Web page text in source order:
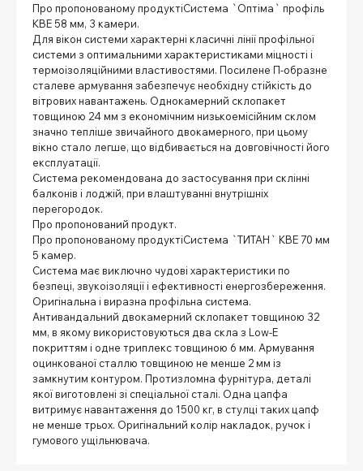
Про пропонованому продуктіСистема `Оптіма` профіль
КВЕ 58 мм, 3 камери.
Для вікон системи характерні класичні лінії профільної
системи з оптимальними характеристиками міцності і
термоізоляційними властивостями. Посилене П-образне
сталеве армування забезпечує необхідну стійкість до
вітрових навантажень. Однокамерний склопакет
товщиною 24 мм з економічним низькоемісійним склом
значно тепліше звичайного двокамерного, при цьому
вікно стало легше, що відбивається на довговічності його
експлуатації.
Система рекомендована до застосування при склінні
балконів і лоджій, при влаштуванні внутрішніх
перегородок.
Про пропонований продукт.
Про пропонованому продуктіСистема `ТИТАН` КВЕ 70 мм
5 камер.
Система має виключно чудові характеристики по
безпеці, звукоізоляції і ефективності енергозбереження.
Оригінальна і виразна профільна система.
Антивандальний двокамерний склопакет товщиною 32
мм, в якому використовуються два скла з Low-E
покриттям і одне триплекс товщиною 6 мм. Армування
оцинкованої сталлю товщиною не менше 2 мм із
замкнутим контуром. Протизломна фурнітура, деталі
якої виготовлені зі спеціальної сталі. Одна цапфа
витримує навантаження до 1500 кг, в стулці таких цапф
не менше трьох. Оригінальний колір накладок, ручок і
гумового ущільнювача.